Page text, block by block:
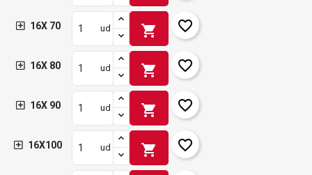
16X 70 ud shopping_cart favorite_border
16X 80 ud shopping_cart favorite_border
16X 90 ud shopping_cart favorite_border
16X100 ud shopping_cart favorite_border